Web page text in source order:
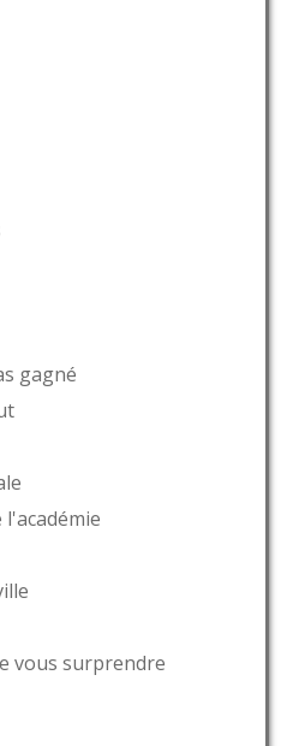
gagné
l'académie
vous surprendre